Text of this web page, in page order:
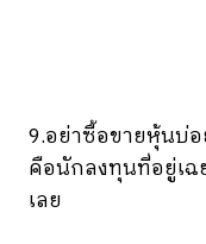
9.อย่าซื้อขายหุ้นบ่
คือนักลงทุนที่อยู่เฉ
เลย